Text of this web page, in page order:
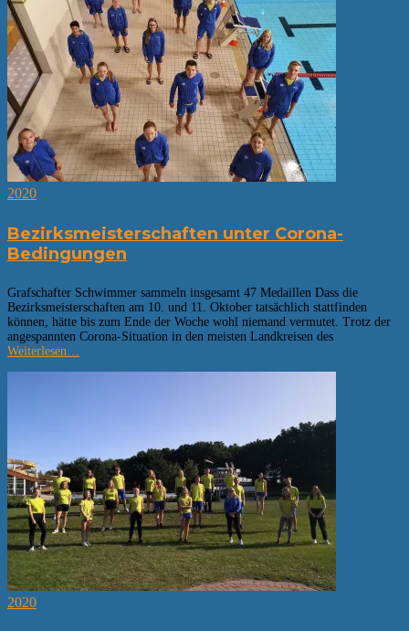
2020
Bezirksmeisterschaften unter Corona-
Bedingungen
Grafschafter Schwimmer sammeln insgesamt 47 Medaillen Dass die
Bezirksmeisterschaften am 10. und 11. Oktober tatsächlich stattfinden
können, hätte bis zum Ende der Woche wohl niemand vermutet. Trotz der
angespannten Corona-Situation in den meisten Landkreisen des
Weiterlesen…
2020